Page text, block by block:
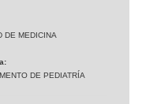
DE MEDICINA
DE PEDIATRÍA